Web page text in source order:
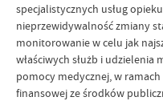
specjalistycznych usług
nieprzewidywalność zmiany
monitorowanie w celu jak
właściwych służb i
pomocy medycznej, w
finansowej ze środków